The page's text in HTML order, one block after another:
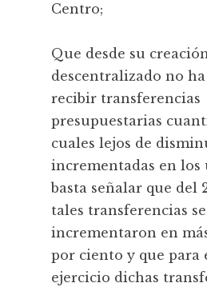
Centro;
Que desde su
descentralizado no ha
recibir transferencias
presupuestarias
cuales lejos de
incrementadas en los
basta señalar que del
tales transferencias se
incrementaron en
por ciento y que para
ejercicio dichas